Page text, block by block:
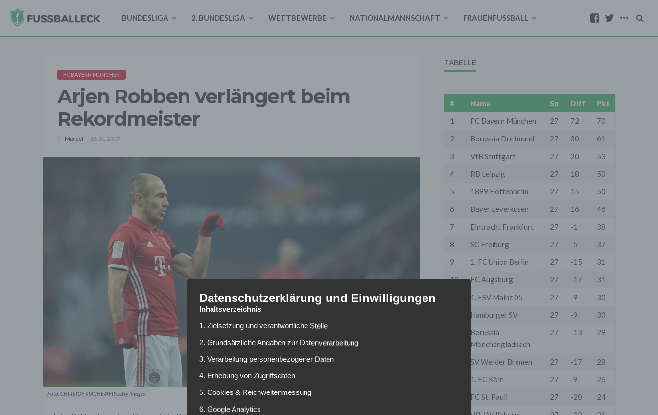
BUNDESLIGA 2. BUNDESLIGA WETTBEWERBE NATIONALMANNSCHAFT FRAUENFUSSBALL
FC BAYERN MÜNCHEN
Arjen Robben verlängert beim
Rekordmeister
Marcel 16.01.2017
Foto: CHRISTOF STACHE/AFP/Getty Images
TABELLE
# Name Sp Diff
Pkt
1
FC Bayern München 27 72
70
2
Borussia Dortmund 27 30
61
3
VfB Stuttgart 27 20
53
4
RB Leipzig 27 18
50
5
1899 Hoffenheim 27 15
50
6
Bayer Leverkusen 27 16
46
7
Eintracht Frankfurt 27 -1
38
8
SC Freiburg 27 -5
37
9
1. FC Union Berlin 27 -15
31
10
FC Augsburg 27 -17
31
1. FSV Mainz 05 27 -9
30
Hamburger SV 27 -9
30
Borussia
Mönchengladbach
27 -13 29
SV Werder Bremen 27 -17
28
1. FC Köln 27 -9
26
FC St. Pauli 27 -20
24
Datenschutzerklärung und Einwilligungen
Inhaltsverzeichnis
1. Zielsetzung und verantwortliche Stelle
2. Grundsätzliche Angaben zur Datenverarbeitung
3. Verarbeitung personenbezogener Daten
4. Erhebung von Zugriffsdaten
5. Cookies & Reichweitenmessung
6. Google Analytics